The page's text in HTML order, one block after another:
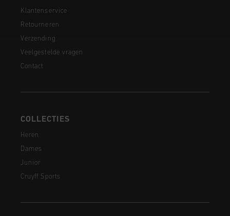
Klantenservice
Retourneren
Verzending
Veelgestelde vragen
Contact
COLLECTIES
Heren
Dames
Junior
Cruyff Sports